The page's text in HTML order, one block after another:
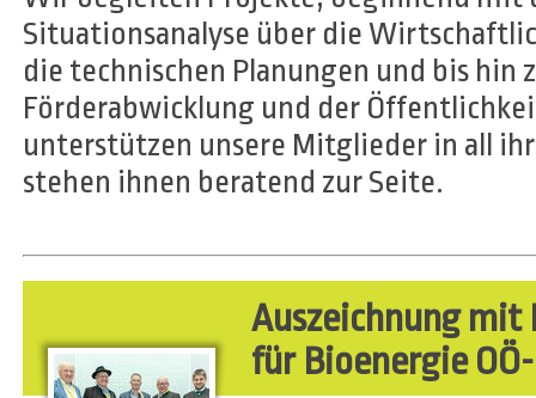
Situationsanalyse über die
die technischen Planungen und bis hin
Förderabwicklung und der
unterstützen unsere Mitglieder in all
stehen ihnen beratend zur Seite.
Auszeichnung mit
für Bioenergie